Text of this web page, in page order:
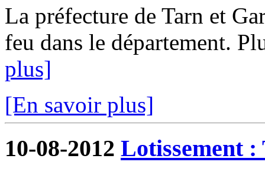
La préfecture de Tarn et
feu dans le département.
plus]
[En savoir plus]
10-08-2012 Lotissement